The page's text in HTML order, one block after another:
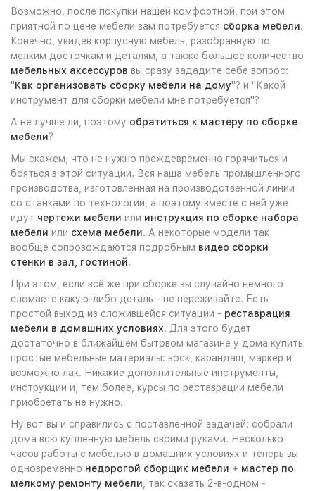
Возможно, после покупки нашей комфортной, при этом
приятной по цене мебели вам потребуется сборка мебели.
Конечно, увидев корпусную мебель, разобранную по
мелким досточкам и деталям, а также большое количество
мебельных аксессуров вы сразу зададите себе вопрос:
"Как организовать сборку мебели на дому"? и "Какой
инструмент для сборки мебели мне потребуется"?
А не лучше ли, поэтому обратиться к мастеру по сборке
мебели?
Мы скажем, что не нужно преждевременно горячиться и
бояться в этой ситуации. Вся наша мебель промышленного
производства, изготовленная на производственной линии
со станками по технологии, а поэтому вместе с ней уже
идут чертежи мебели или инструкция по сборке набора
мебели или схема мебели. А некоторые модели так
вообще сопровождаются подробным видео сборки
стенки в зал, гостиной.
При этом, если всё же при сборке вы случайно немного
сломаете какую-либо деталь - не переживайте. Есть
простой выход из сложившейся ситуации - реставрация
мебели в домашних условиях. Для этого будет
достаточно в ближайшем бытовом магазине у дома купить
простые мебельные материалы: воск, карандаш, маркер и
возможно лак. Никакие дополнительные инструменты,
инструкции и, тем более, курсы по реставрации мебели
приобретать не нужно.
Ну вот вы и справились с поставленной задачей: собрали
дома всю купленную мебель своими руками. Несколько
часов работы с мебелью в домашних условиях и теперь вы
одновременно недорогой сборщик мебели + мастер по
мелкому ремонту мебели , так сказать 2-в-одном -